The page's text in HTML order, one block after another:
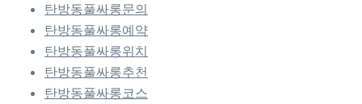
탄방동풀싸롱문의
탄방동풀싸롱예약
탄방동풀싸롱위치
탄방동풀싸롱추천
탄방동풀싸롱코스